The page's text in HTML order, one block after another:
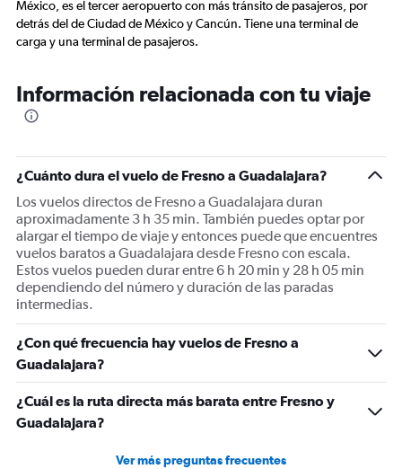
México, es el tercer aeropuerto con más tránsito de pasajeros, por
detrás del de Ciudad de México y Cancún. Tiene una terminal de
carga y una terminal de pasajeros.
Información relacionada con tu viaje
¿Cuánto dura el vuelo de Fresno a Guadalajara?
Los vuelos directos de Fresno a Guadalajara duran
aproximadamente 3 h 35 min. También puedes optar por
alargar el tiempo de viaje y entonces puede que encuentres
vuelos baratos a Guadalajara desde Fresno con escala.
Estos vuelos pueden durar entre 6 h 20 min y 28 h 05 min
dependiendo del número y duración de las paradas
intermedias.
¿Con qué frecuencia hay vuelos de Fresno a
Guadalajara?
¿Cuál es la ruta directa más barata entre Fresno y
Guadalajara?
Ver más preguntas frecuentes